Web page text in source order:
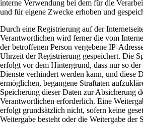
interne Verwendung bei dem für die
und für eigene Zwecke erhoben und
Durch eine Registrierung auf der
Verantwortlichen wird ferner die vom
der betroffenen Person vergebene IP-
Uhrzeit der Registrierung gespeichert. Die
erfolgt vor dem Hintergrund, dass nur so
Dienste verhindert werden kann, und diese
ermöglichen, begangene Straftaten
Speicherung dieser Daten zur Absicherung
Verantwortlichen erforderlich. Eine
erfolgt grundsätzlich nicht, sofern keine
Weitergabe besteht oder die Weitergabe der